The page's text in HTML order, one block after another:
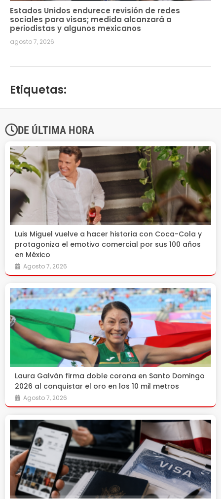
Estados Unidos endurece revisión de redes
sociales para visas; medida alcanzará a
periodistas y algunos mexicanos
agosto 7, 2026
Etiquetas:
DE ÚLTIMA HORA
Luis Miguel vuelve a hacer historia con Coca-Cola y
protagoniza el emotivo comercial por sus 100 años
en México
Agosto 7, 2026
Laura Galván firma doble corona en Santo Domingo
2026 al conquistar el oro en los 10 mil metros
Agosto 7, 2026